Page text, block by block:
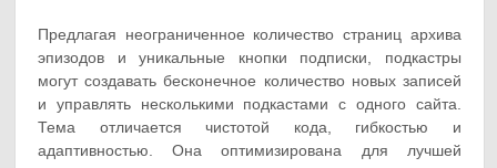
Предлагая неограниченное количество страниц архива
эпизодов и уникальные кнопки подписки, подкастры
могут создавать бесконечное количество новых записей
и управлять несколькими подкастами с одного сайта.
Тема отличается чистотой кода, гибкостью и
адаптивностью. Она оптимизирована для лучшей